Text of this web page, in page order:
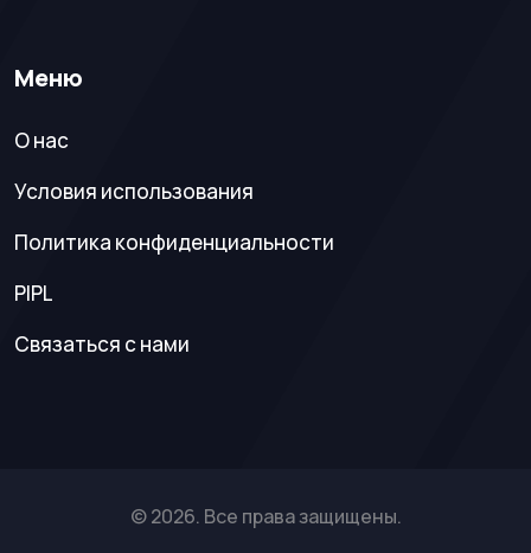
Меню
О нас
Условия использования
Политика конфиденциальности
PIPL
Связаться с нами
© 2026. Все права защищены.